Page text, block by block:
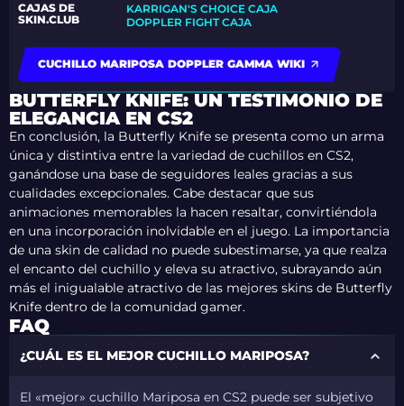
CAJAS DE
SKIN.CLUB
KARRIGAN'S CHOICE CAJA
DOPPLER FIGHT CAJA
CUCHILLO MARIPOSA DOPPLER GAMMA WIKI
BUTTERFLY KNIFE: UN TESTIMONIO DE
ELEGANCIA EN CS2
En conclusión, la Butterfly Knife se presenta como un arma
única y distintiva entre la variedad de cuchillos en CS2,
ganándose una base de seguidores leales gracias a sus
cualidades excepcionales. Cabe destacar que sus
animaciones memorables la hacen resaltar, convirtiéndola
en una incorporación inolvidable en el juego. La importancia
de una skin de calidad no puede subestimarse, ya que realza
el encanto del cuchillo y eleva su atractivo, subrayando aún
más el inigualable atractivo de las mejores skins de Butterfly
Knife dentro de la comunidad gamer.
FAQ
¿CUÁL ES EL MEJOR CUCHILLO MARIPOSA?
El «mejor» cuchillo Mariposa en CS2 puede ser subjetivo